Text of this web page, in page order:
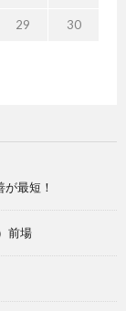
29 30
最短！
前場